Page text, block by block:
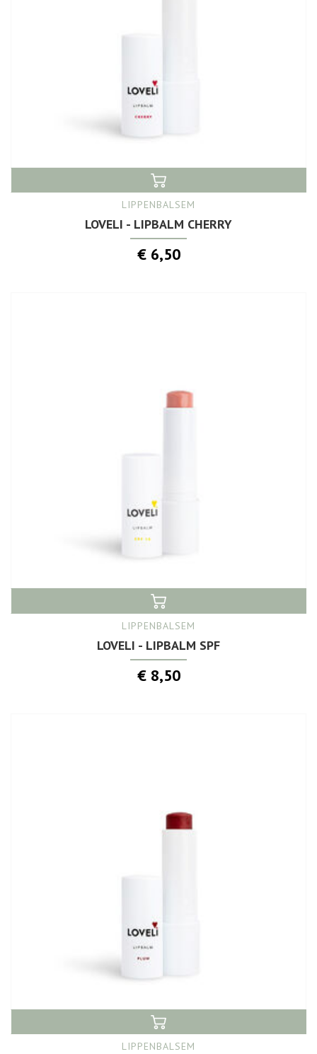
LIPPENBALSEM
LOVELI - LIPBALM CHERRY
€ 6,50
LIPPENBALSEM
LOVELI - LIPBALM SPF
€ 8,50
LIPPENBALSEM